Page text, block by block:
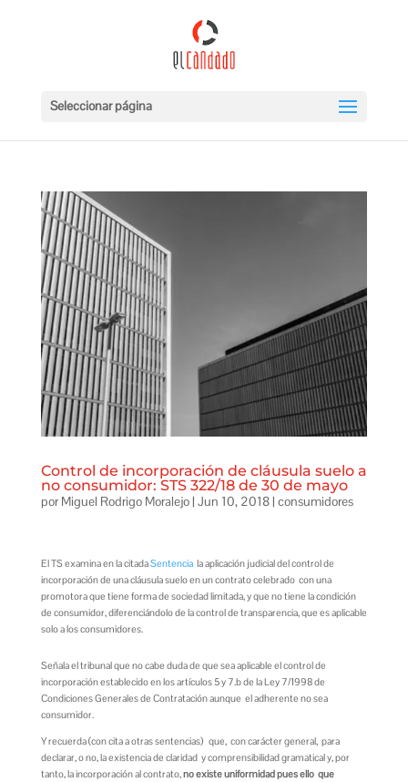
Seleccionar página
Control de incorporación de cláusula suelo a
no consumidor: STS 322/18 de 30 de mayo
por Miguel Rodrigo Moralejo| Jun 10, 2018| consumidores
El TS examina en la citadaSentenciala aplicación judicial del control de
incorporación de una cláusula suelo en un contrato celebrado con una
promotora que tiene forma de sociedad limitada, y que no tiene la condición
de consumidor, diferenciándolo de la control de transparencia, que es aplicable
solo a los consumidores.
Señala el tribunal que no cabe duda de que sea aplicable el control de
incorporación establecido en los artículos 5 y 7.b de la Ley 7/1998 de
Condiciones Generales de Contratación aunque el adherente no sea
consumidor.
Y recuerda (con cita a otras sentencias) que, con carácter general, para
declarar, o no, la existencia de claridad y comprensibilidad gramatical y, por
tanto, la incorporación al contrato,no existe uniformidad pues ello que